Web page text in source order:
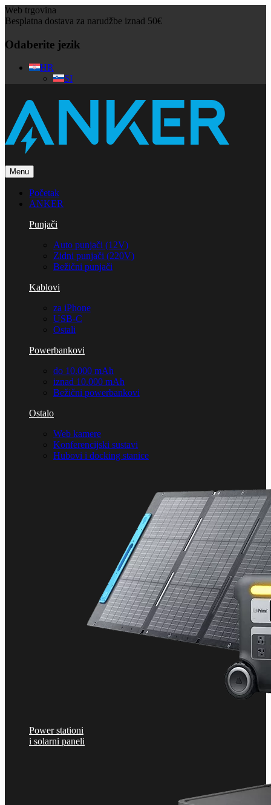
Web trgovina
Besplatna dostava za narudžbe iznad 50€
Odaberite jezik
HR
SI
Menu
Početak
ANKER
Punjači
Auto punjači (12V)
Zidni punjači (220V)
Bežični punjači
Kablovi
za iPhone
USB-C
Ostali
Powerbankovi
do 10.000 mAh
iznad 10.000 mAh
Bežični powerbankovi
Ostalo
Web kamere
Konferencijski sustavi
Hubovi i docking stanice
Power stationi
i solarni paneli